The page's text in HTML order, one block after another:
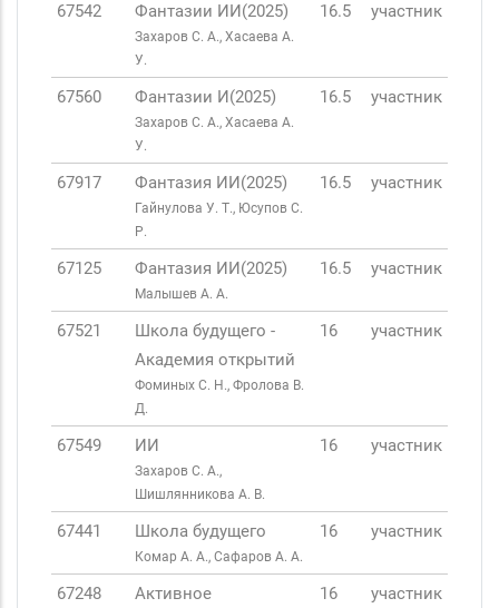
67542 Фантазии ИИ(2025)
Захаров С. А., Хасаева А.
У.
16.5 участник
67560 Фантазии И(2025)
Захаров С. А., Хасаева А.
У.
16.5 участник
67917 Фантазия ИИ(2025)
Гайнулова У. Т., Юсупов С.
Р.
16.5 участник
67125 Фантазия ИИ(2025)
Малышев А. А.
16.5 участник
67521
Школа будущего -
Академия открытий
Фоминых С. Н., Фролова В.
Д.
16 участник
67549 ИИ
Захаров С. А.,
Шишлянникова А. В.
16 участник
67441 Школа будущего
Комар А. А., Сафаров А. А.
16 участник
67248
Активное
16 участник